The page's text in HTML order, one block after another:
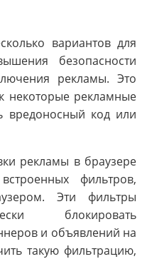
вариантов для
безопасности
рекламы. Это
некоторые рекламные
вредоносный код или
рекламы в браузере
фильтров,
Эти фильтры
блокировать
и объявлений на
такую фильтрацию,